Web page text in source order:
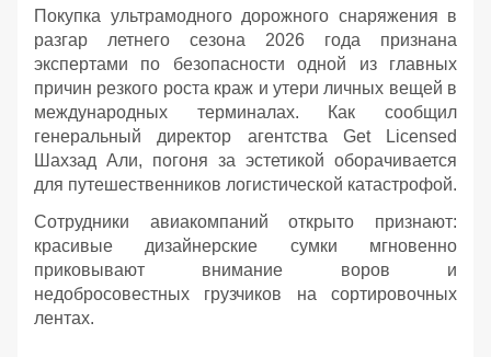
Покупка ультрамодного дорожного снаряжения в
разгар летнего сезона 2026 года признана
экспертами по безопасности одной из главных
причин резкого роста краж и утери личных вещей в
международных терминалах. Как сообщил
генеральный директор агентства Get Licensed
Шахзад Али, погоня за эстетикой оборачивается
для путешественников логистической катастрофой.
Сотрудники авиакомпаний открыто признают:
красивые дизайнерские сумки мгновенно
приковывают внимание воров и
недобросовестных грузчиков на сортировочных
лентах.